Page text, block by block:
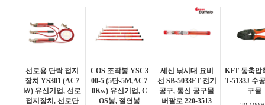
선로용 단락 접지
장치 YS301 (AC7
㎸) 유신기업, 선로
접지장치, 선로단
COS 조작봉 YSC3
00-5 (5단-5M,AC7
0Kw) 유신기업, C
OS봉, 절연봉
세신 낚시대 요비
선 SB-5033FT 전기
공구, 통신 공구몰
버팔로 220-3513
KFT 동축압
T-5133J 수
구몰